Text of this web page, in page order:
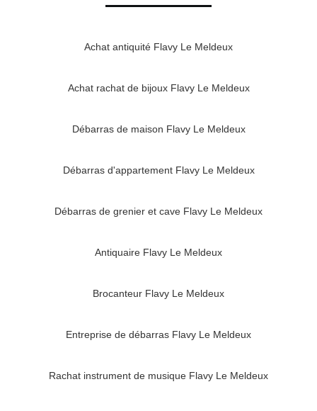
Achat antiquité Flavy Le Meldeux
Achat rachat de bijoux Flavy Le Meldeux
Débarras de maison Flavy Le Meldeux
Débarras d'appartement Flavy Le Meldeux
Débarras de grenier et cave Flavy Le Meldeux
Antiquaire Flavy Le Meldeux
Brocanteur Flavy Le Meldeux
Entreprise de débarras Flavy Le Meldeux
Rachat instrument de musique Flavy Le Meldeux